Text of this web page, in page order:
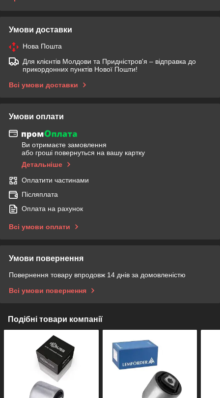
Умови доставки
Нова Пошта
Для клієнтів Молдови та Придністров'я – відправка до
прикордонних пунктів Нової Пошти!
Всі умови доставки
Умови оплати
Ви отримаєте замовлення
або гроші повернуться на вашу картку
Детальніше
Оплатити частинами
Післяплата
Оплата на рахунок
Всі умови оплати
Умови повернення
Повернення товару впродовж 14 днів за домовленістю
Всі умови повернення
Подібні товари компанії